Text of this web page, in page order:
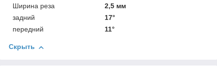
Ширина реза
2,5 мм
задний
17°
передний
11°
Скрыть